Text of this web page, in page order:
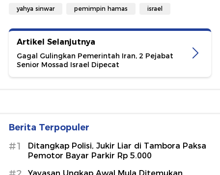
yahya sinwar pemimpin hamas israel
Artikel Selanjutnya
Gagal Gulingkan Pemerintah Iran, 2 Pejabat
Senior Mossad Israel Dipecat
Berita Terpopuler
#1
Ditangkap Polisi, Jukir Liar di Tambora Paksa
Pemotor Bayar Parkir Rp 5.000